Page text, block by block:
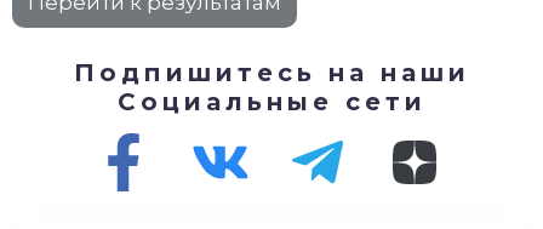
Подпишитесь на наши
Социальные сети